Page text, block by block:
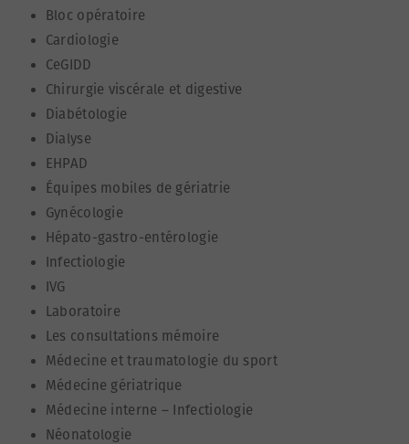
Bloc opératoire
Cardiologie
CeGIDD
Chirurgie viscérale et digestive
Diabétologie
Dialyse
EHPAD
Équipes mobiles de gériatrie
Gynécologie
Hépato-gastro-entérologie
Infectiologie
IVG
Laboratoire
Les consultations mémoire
Médecine et traumatologie du sport
Médecine gériatrique
Médecine interne – Infectiologie
Néonatologie